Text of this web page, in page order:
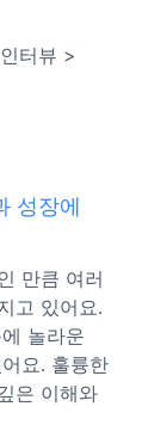
터뷰 >
성장에
만큼 여러
고 있어요.
놀라운
요. 훌륭한
은 이해와